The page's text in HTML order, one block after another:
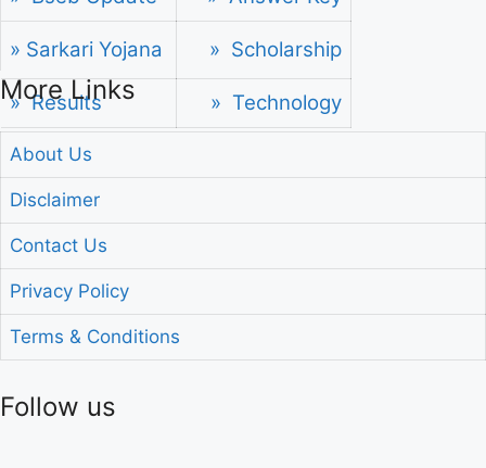
» Sarkari Yojana » Scholarship
» Results » Technology
More Links
About Us
Disclaimer
Contact Us
Privacy Policy
Terms & Conditions
Follow us